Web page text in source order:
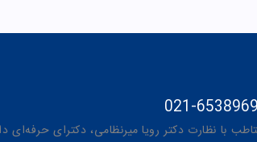
021-
با نظارت دکتر رویا میرنظامی، دکترای حرفه‌ای داروسازی